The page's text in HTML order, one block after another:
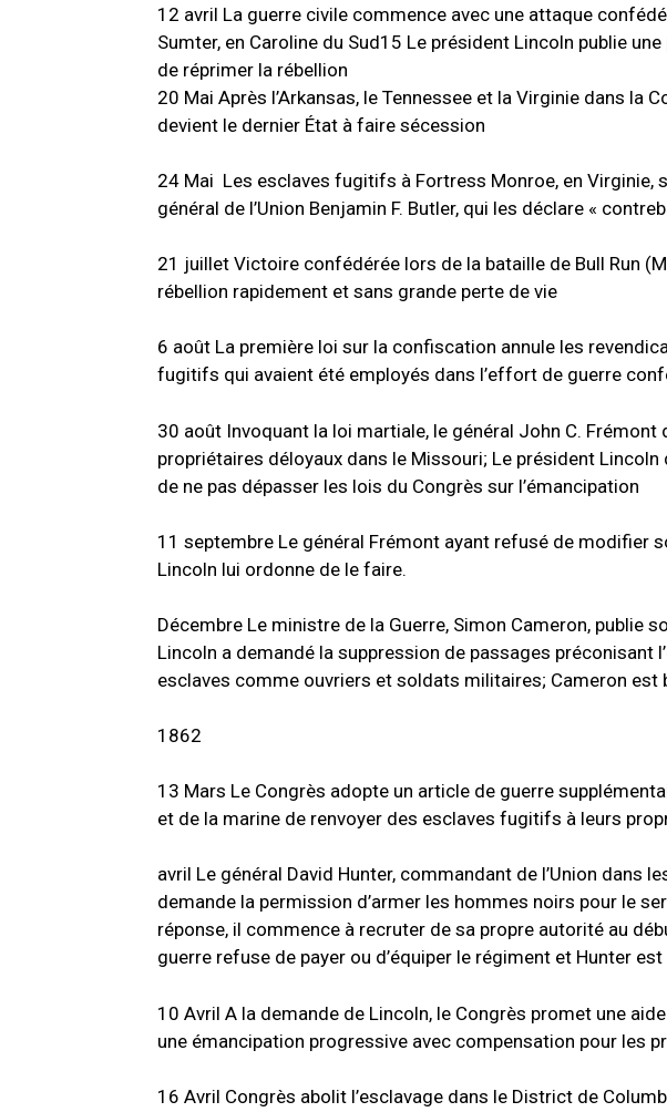
12 avril La guerre civile commence avec une attaque
Sumter, en Caroline du Sud15 Le président Lincoln publie
de réprimer la rébellion
20 Mai Après l’Arkansas, le Tennessee et la Virginie dans la
devient le dernier État à faire sécession
24 Mai Les esclaves fugitifs à Fortress Monroe, en Virginie,
général de l’Union Benjamin F. Butler, qui les déclare «
21 juillet Victoire confédérée lors de la bataille de Bull Run
rébellion rapidement et sans grande perte de vie
6 août La première loi sur la confiscation annule les
fugitifs qui avaient été employés dans l’effort de guerre
30 août Invoquant la loi martiale, le général John C. Frémont
propriétaires déloyaux dans le Missouri; Le président Lincoln
de ne pas dépasser les lois du Congrès sur l’émancipation
11 septembre Le général Frémont ayant refusé de modifier
Lincoln lui ordonne de le faire.
Décembre Le ministre de la Guerre, Simon Cameron, publie
Lincoln a demandé la suppression de passages préconisant
esclaves comme ouvriers et soldats militaires; Cameron est
1862
13 Mars Le Congrès adopte un article de guerre
et de la marine de renvoyer des esclaves fugitifs à leurs
avril Le général David Hunter, commandant de l’Union dans
demande la permission d’armer les hommes noirs pour le
réponse, il commence à recruter de sa propre autorité au
guerre refuse de payer ou d’équiper le régiment et Hunter
10 Avril A la demande de Lincoln, le Congrès promet une
une émancipation progressive avec compensation pour les
16 Avril Congrès abolit l’esclavage dans le District de